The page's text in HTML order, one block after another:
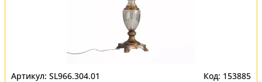
SL966.304.01 153885